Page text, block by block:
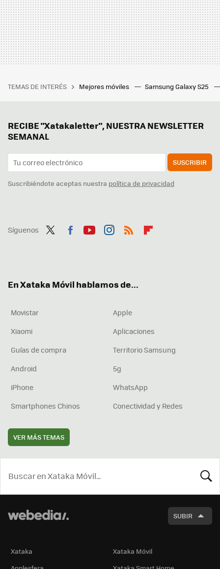
TEMAS DE INTERÉS Mejores móviles Samsung Galaxy S25
RECIBE "Xatakaletter", NUESTRA NEWSLETTER
SEMANAL
SUSCRIBIR
Suscribiéndote aceptas nuestra política de privacidad
Síguenos
En Xataka Móvil hablamos de...
Movistar
Apple
Xiaomi
Aplicaciones
Guías de compra
Territorio Samsung
Android
5g
iPhone
WhatsApp
Smartphones Chinos
Conectividad y Redes
VER MÁS TEMAS
SUBIR
Xataka
Xataka Móvil